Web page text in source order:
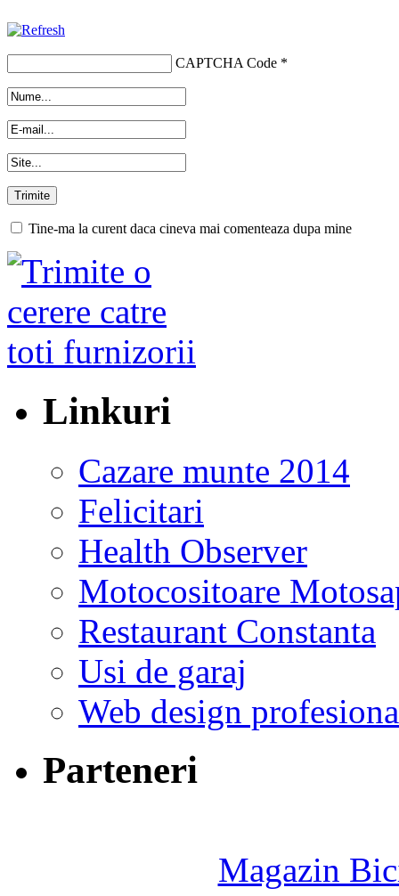
CAPTCHA Code *
Tine-ma la curent daca cineva mai comenteaza dupa mine
Linkuri
Cazare munte 2014
Felicitari
Health Observer
Motocositoare
Restaurant Constanta
Usi de garaj
Web design
Parteneri
Magazin